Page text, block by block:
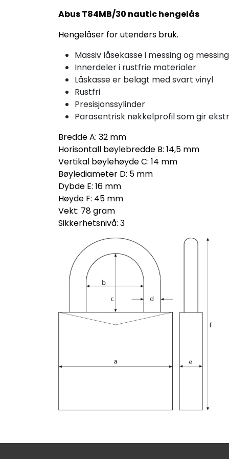
Abus T84MB/30 nautic hengelås
Hengelåser for utendørs bruk.
Massiv låsekasse i messing og
Innerdeler i rustfrie materialer
Låskasse er belagt med svart vinyl
Rustfri
Presisjonssylinder
Parasentrisk nøkkelprofil som gir
Bredde A: 32 mm
Horisontall bøylebredde B: 14,5 mm
Vertikal bøylehøyde C: 14 mm
Bøylediameter D: 5 mm
Dybde E: 16 mm
Høyde F: 45 mm
Vekt: 78 gram
Sikkerhetsnivå: 3